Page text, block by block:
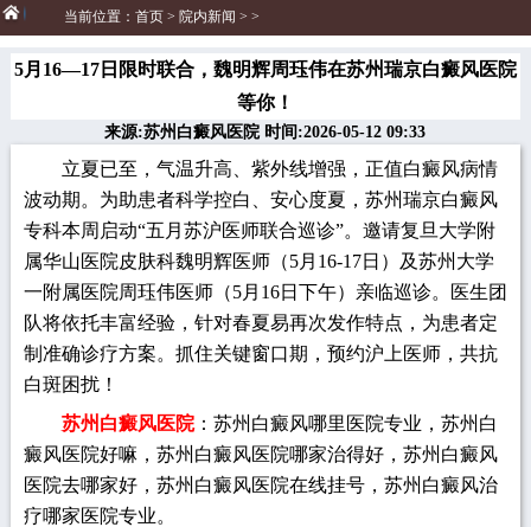
当前位置： 首页> 院内新闻 > >
5月16—17日限时联合，魏明辉周珏伟在苏州瑞京白癜风医院
等你！
来源:苏州白癜风医院 时间:2026-05-12 09:33
立夏已至，气温升高、紫外线增强，正值白癜风病情
波动期。为助患者科学控白、安心度夏，苏州瑞京白癜风
专科本周启动“五月苏沪医师联合巡诊”。邀请复旦大学附
属华山医院皮肤科魏明辉医师（5月16-17日）及苏州大学
一附属医院周珏伟医师（5月16日下午）亲临巡诊。医生团
队将依托丰富经验，针对春夏易再次发作特点，为患者定
制准确诊疗方案。抓住关键窗口期，预约沪上医师，共抗
白斑困扰！
苏州白癜风医院：苏州白癜风哪里医院专业，苏州白
癜风医院好嘛，苏州白癜风医院哪家治得好，苏州白癜风
医院去哪家好，苏州白癜风医院在线挂号，苏州白癜风治
疗哪家医院专业。